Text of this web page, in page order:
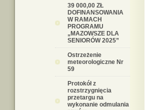
39 000,00 ZŁ
DOFINANSOWANIA
W RAMACH
PROGRAMU
„MAZOWSZE DLA
SENIORÓW 2025”
Ostrzeżenie
meteorologiczne Nr
59
Protokół z
rozstrzygnięcia
przetargu na
wykonanie odmulania